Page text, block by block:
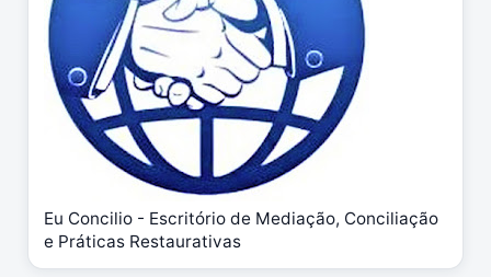
Eu Concilio - Escritório de Mediação, Conciliação
e Práticas Restaurativas